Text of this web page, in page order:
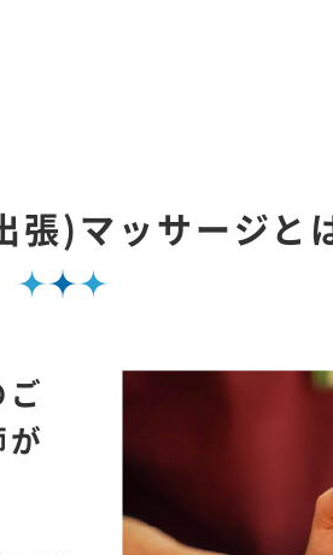
張)マッサージと
ご
が